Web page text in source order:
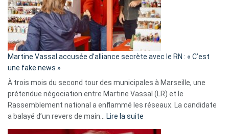
Algérie
Martine Vassal accusée d’alliance secrète avec le RN : « C’est
une fake news »
À trois mois du second tour des municipales à Marseille, une
prétendue négociation entre Martine Vassal (LR) et le
Rassemblement national a enflammé les réseaux. La candidate
a balayé d’un revers de main… Lire la suite